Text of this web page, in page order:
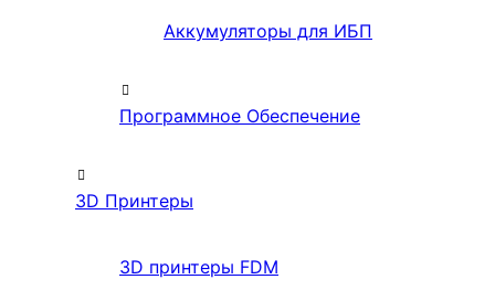
Аккумуляторы для ИБП
Программное Обеспечение
3D Принтеры
3D принтеры FDM